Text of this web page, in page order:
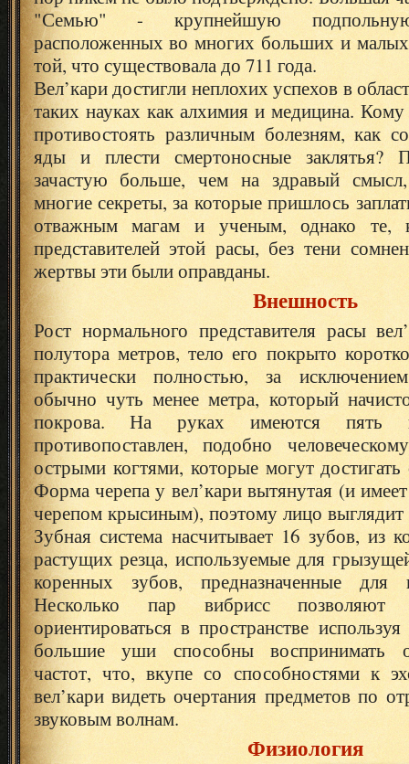
"Семью" - крупнейшую
расположенных во многих больших и
той, что существовала до 711 года.
Вел’кари достигли неплохих успехов в
таких науках как алхимия и медицина. Кому
противостоять различным болезням, как
яды и плести смертоносные заклятья?
зачастую больше, чем на здравый смысл,
многие секреты, за которые пришлось
отважным магам и ученым, однако
представителей этой расы, без тени
жертвы эти были оправданы.
Внешность
Рост нормального представителя расы
полутора метров, тело его покрыто
практически полностью, за
обычно чуть менее метра, который
покрова. На руках имеются пять
противопоставлен, подобно
острыми когтями, которые могут достигать
Форма черепа у вел’кари вытянутая (и
черепом крысиным), поэтому лицо выглядит
Зубная система насчитывает 16 зубов, из
растущих резца, используемые для
коренных зубов, предназначенные для
Несколько пар вибрисс позволяют
ориентироваться в пространстве
большие уши способны воспринимать
частот, что, вкупе со способностями к
вел’кари видеть очертания предметов по
звуковым волнам.
Физиология